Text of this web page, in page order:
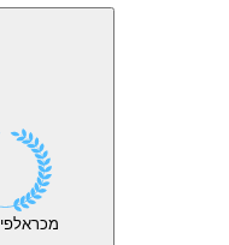
מכראלפי